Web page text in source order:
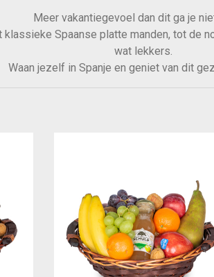
Meer vakantiegevoel dan dit ga je
Spaanse platte manden, tot de
wat lekkers.
Waan jezelf in Spanje en geniet van dit